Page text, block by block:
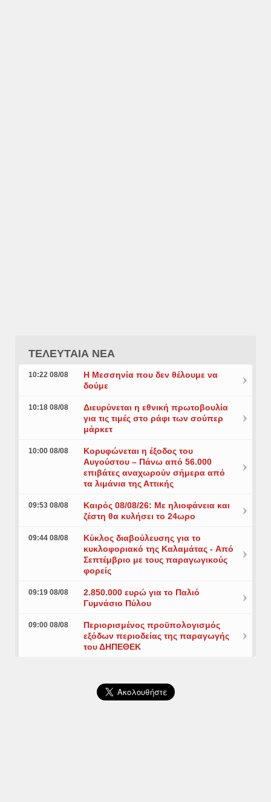
ΤΕΛΕΥΤΑΙΑ ΝΕΑ
10:22 08/08
Η Μεσσηνία που δεν θέλουμε να
δούμε
10:18 08/08
Διευρύνεται η εθνική πρωτοβουλία
για τις τιμές στο ράφι των σούπερ
μάρκετ
10:00 08/08
Κορυφώνεται η έξοδος του
Αυγούστου – Πάνω από 56.000
επιβάτες αναχωρούν σήμερα από
τα λιμάνια της Αττικής
09:53 08/08
Καιρός 08/08/26: Με ηλιοφάνεια και
ζέστη θα κυλήσει το 24ωρο
09:44 08/08
Κύκλος διαβούλευσης για το
κυκλοφοριακό της Καλαμάτας - Aπό
Σεπτέμβριο με τους παραγωγικούς
φορείς
09:19 08/08
2.850.000 ευρώ για το Παλιό
Γυμνάσιο Πύλου
09:00 08/08
Περιορισμένος προϋπολογισμός
εξόδων περιοδείας της παραγωγής
του ΔΗΠΕΘΕΚ